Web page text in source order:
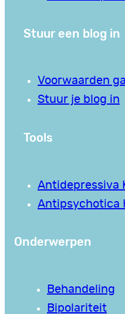
Stuur een blog in
Voorwaarden
Stuur je blog in
Tools
Antidepressiva
Antipsychotica
Onderwerpen
Behandeling
Bipolariteit